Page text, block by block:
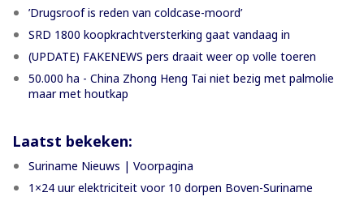
’Drugsroof is reden van coldcase-moord’
SRD 1800 koopkrachtversterking gaat vandaag in
(UPDATE) FAKENEWS pers draait weer op volle toeren
50.000 ha - China Zhong Heng Tai niet bezig met palmolie
maar met houtkap
Laatst bekeken:
Suriname Nieuws | Voorpagina
1×24 uur elektriciteit voor 10 dorpen Boven-Suriname